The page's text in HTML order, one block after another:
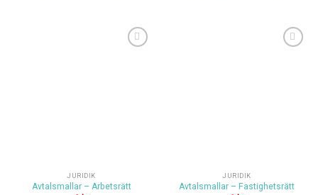
JURIDIK
Avtalsmallar – Arbetsrätt
JURIDIK
Avtalsmallar – Fastighetsrätt